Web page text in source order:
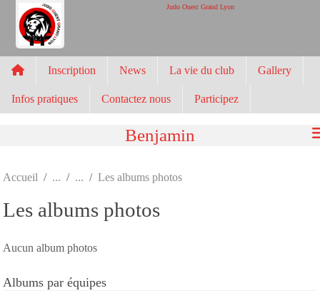
Judo Ouest Grand Lyon
Inscription News La vie du club Gallery
Infos pratiques Contactez nous Participez
Benjamin
Accueil Les albums photos
Les albums photos
Aucun album photos
Albums par équipes
Panneau de gestion des cookies